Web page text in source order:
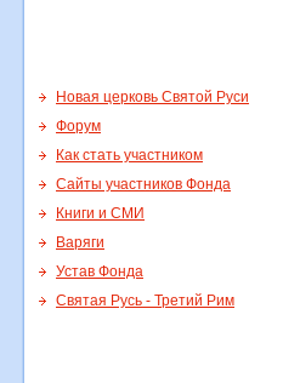
Новая церковь Святой Руси
Форум
Как стать участником
Сайты участников Фонда
Книги и СМИ
Варяги
Устав Фонда
Святая Русь - Третий Рим